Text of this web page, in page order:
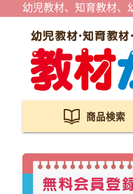
幼児教材、知育教材、
商品検索